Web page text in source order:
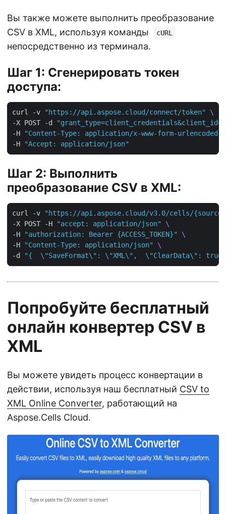
Вы также можете выполнить преобразование
CSV в XML, используя команды
cURL
непосредственно из терминала.
Шаг 1: Сгенерировать токен
доступа:
curl -v "https://api.aspose.cloud/connect/token"
-X POST -d
-H
"Content-Type: application/x-www-form-urlencoded"
-H
"Accept: application/json"
Шаг 2: Выполнить
преобразование CSV в XML:
curl -v
"https://api.aspose.cloud/v3.0/cells/
-X POST -H
"accept: application/json"
-H
"authorization: Bearer {ACCESS_TOKEN}"
-H
"Content-Type: application/json"
-d
"{  \"SaveFormat\": \"XML\",  \"ClearData\":
Попробуйте бесплатный
онлайн конвертер CSV в
XML
Вы можете увидеть процесс конвертации в
действии, используя наш бесплатный CSV to
XML Online Converter, работающий на
Aspose.Cells Cloud.